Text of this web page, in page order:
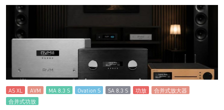
AS XL AVM MA 8.3 S Ovation S SA 8.3 S 功放
合并式放大器
合并式功放